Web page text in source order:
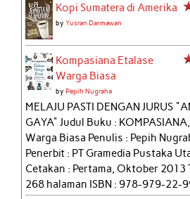
Kopi Sumatera di Amerika
byYusran Darmawan
Kompasiana Etalase
Warga Biasa
byPepih Nugraha
MELAJU PASTI DENGAN JURUS
GAYA" Judul Buku :
Warga Biasa Penulis : Pepih
Penerbit : PT Gramedia Pustaka
Cetakan : Pertama, Oktober 2013
268 halaman ISBN : 978-979-22-